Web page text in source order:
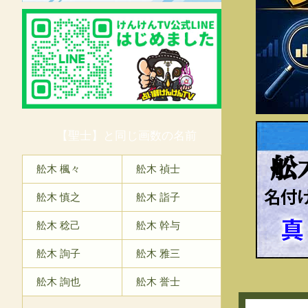
【聖士】と同じ画数の名前
舩木 楓々 舩木 禎士
舩木 慎之 舩木 詣子
舩木 稔己 舩木 幹与
舩木 詢子 舩木 雅三
舩木 詢也 舩木 誉士
舩